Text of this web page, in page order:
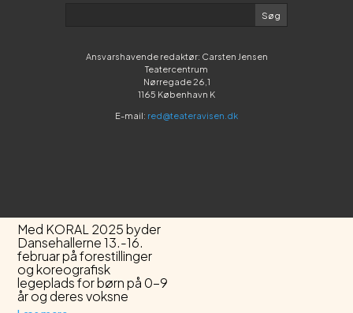
Med KORAL 2025 byder
Dansehallerne 13.-16.
februar på forestillinger
og koreografisk
legeplads for børn på 0-9
år og deres voksne
Ansvarshavende redaktør: Carsten Jensen
Teatercentrum
Nørregade 26,1
1165 København K
E-mail: red@teateravisen.dk